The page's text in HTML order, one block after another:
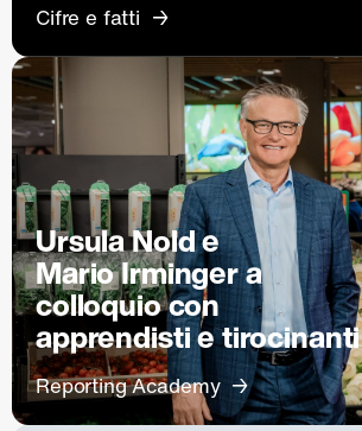
Cifre e fatti
Ursula Nold e
Mario Irminger a
colloquio con
apprendisti e tirocinanti
Reporting Academy